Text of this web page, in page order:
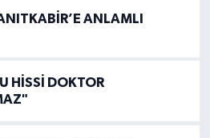
ANLAMLI
HİSSİ DOKTOR